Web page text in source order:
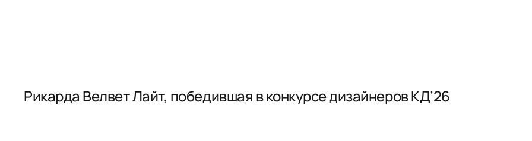
Рикарда Велвет Лайт, победившая в конкурсе дизайнеров КД’26